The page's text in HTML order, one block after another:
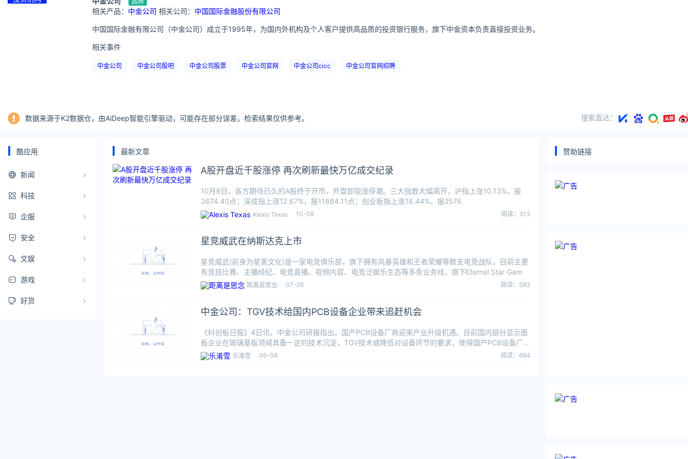
相关产品： 中金公司 相关公司： 中国国际金融股份有限公司
中国国际金融有限公司（中金公司）成立于1995年，为国内外机构及个人客户提供高品质的投资银行服务，旗下中金资本负责直接投资业务。
相关事件
中金公司 中金公司股吧 中金公司股票 中金公司官网 中金公司cicc 中金公司官网招聘
数据来源于K2数据仓，由AiDeep智能引擎驱动，可能存在部分误差，检索结果仅供参考。 搜索直达：
酷应用
新闻
科技
企服
安全
文娱
游戏
好货
最新文章
A股开盘近千股涨停 再次刷新最快万亿成交纪录
10月8日，各方期待已久的A股终于开市，开盘即现涨停潮。三大指数大幅高开，沪指上涨10.13%，报
3674.40点；深成指上涨12.67%，报11864.11点；创业板指上涨18.44%，报2576.
Alexis Texas 10-08 阅读：513
星竞威武在纳斯达克上市
星竞威武(前身为星奥文化)是一家电竞俱乐部，旗下拥有风暴英雄和王者荣耀等数支电竞战队，目前主要
有竞技比赛、主播经纪、电竞直播、视频内容、电竞泛娱乐生态等多条业务线，旗下Eternal Star Gam
距离是思念 07-28 阅读：593
中金公司：TGV技术给国内PCB设备企业带来追赶机会
《科创板日报》4日讯，中金公司研报指出，国产PCB设备厂商迎来产业升级机遇。目前国内部分显示面
板企业在玻璃基板领域具备一定的技术沉淀，TGV技术或降低对设备环节的要求，使得国产PCB设备厂商
具备快速追乐淆雪 06-04 阅读：694
赞助链接